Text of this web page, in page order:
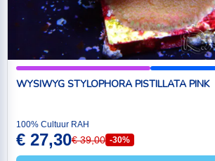
WYSIWYG STYLOPHORA PISTILLATA PINK
100% Cultuur RAH
€ 27,30€ 39,00 -30%